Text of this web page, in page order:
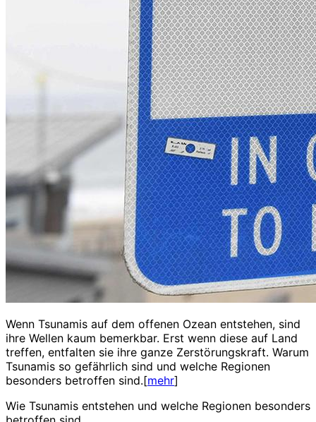
Wenn Tsunamis auf dem offenen Ozean entstehen, sind
ihre Wellen kaum bemerkbar. Erst wenn diese auf Land
treffen, entfalten sie ihre ganze Zerstörungskraft. Warum
Tsunamis so gefährlich sind und welche Regionen
besonders betroffen sind.[mehr]
Wie Tsunamis entstehen und welche Regionen besonders